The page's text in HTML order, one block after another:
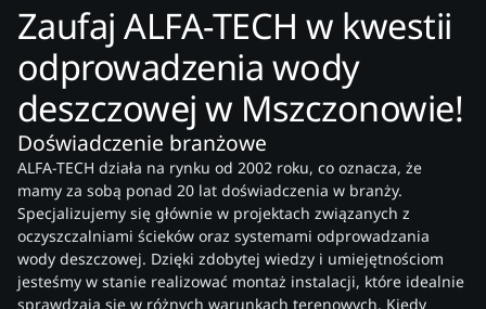
Zaufaj ALFA-TECH w kwestii
odprowadzenia wody
deszczowej w Mszczonowie!
Doświadczenie branżowe
ALFA-TECH działa na rynku od 2002 roku, co oznacza, że
mamy za sobą ponad 20 lat doświadczenia w branży.
Specjalizujemy się głównie w projektach związanych z
oczyszczalniami ścieków oraz systemami odprowadzania
wody deszczowej. Dzięki zdobytej wiedzy i umiejętnościom
jesteśmy w stanie realizować montaż instalacji, które idealnie
sprawdzają się w różnych warunkach terenowych. Kiedy